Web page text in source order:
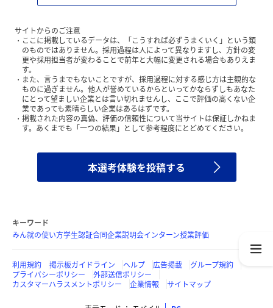
サイトからのご注意
ここに掲載しているデータは、「こうすれば必ずうまくいく」という類
のものではありません。採用過程は人によって異なりますし、方針の変
更や採用担当者が変わることで前年と大幅に変更される場合もありえま
す。
また、言うまでもないことですが、採用過程に対する感じ方は主観的な
ものに過ぎません。他人が誉めているからといってかならずしもあなた
にとって望ましい企業とは言い切れませんし、ここで評価の高くない企
業であっても素晴らしい企業はあるはずです。
掲載された内容の真偽、評価の信頼性について当サイトは保証しかねま
す。あくまでも「一つの結果」として参考程度にとどめてください。
本選考体験を投稿する
キーワード
みん就の使い方学生認証合同企業説明会インターン授業評価
利用規約 掲示板ガイドライン ヘルプ 広告掲載
グループ規約
プライバシーポリシー
外部送信ポリシー
カスタマーハラスメントポリシー
企業情報 サイトマップ